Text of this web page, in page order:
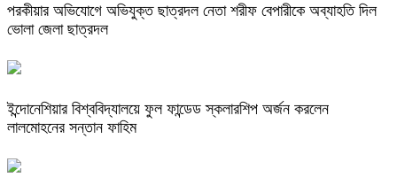
পরকীয়ার অভিযোগে অভিযুক্ত ছাত্রদল নেতা শরীফ বেপারীকে অব্যাহতি দিল
ভোলা জেলা ছাত্রদল
ইন্দোনেশিয়ার বিশ্ববিদ্যালয়ে ফুল ফান্ডেড স্কলারশিপ অর্জন করলেন
লালমোহনের সন্তান ফাহিম